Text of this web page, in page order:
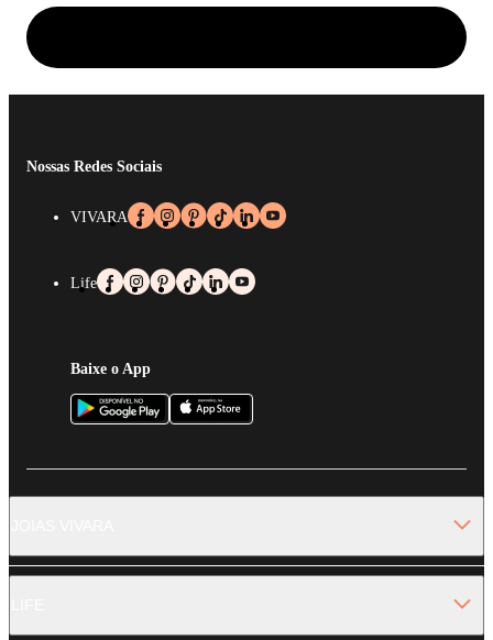
Nossas Redes Sociais
VIVARA
Life
Baixe o App